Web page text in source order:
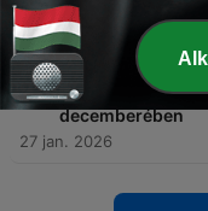
világháborús
27 jan. 2026
82 - Nyilasellenes
decemberében
27 jan. 2026